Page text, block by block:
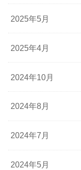
2025年5月
2025年4月
2024年10月
2024年8月
2024年7月
2024年5月